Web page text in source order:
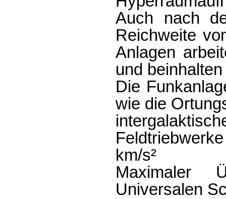
Auch nach
Reichweite
Anlagen
und
Die
wie die
km/s²
Maximaler
Universalen